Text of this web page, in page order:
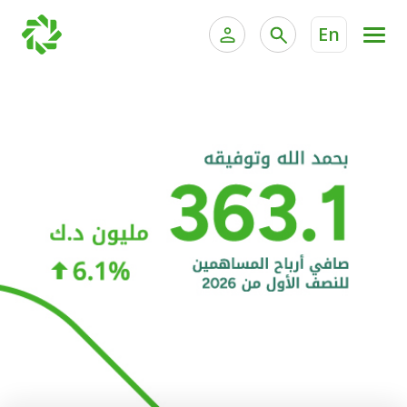
En
الخدمات المصرفية الإلكترونية للشركات
خدمة "بيتك" للتداول الإلكتروني
الحسابات المصرفية
البطاقات
"برامج العملاء"